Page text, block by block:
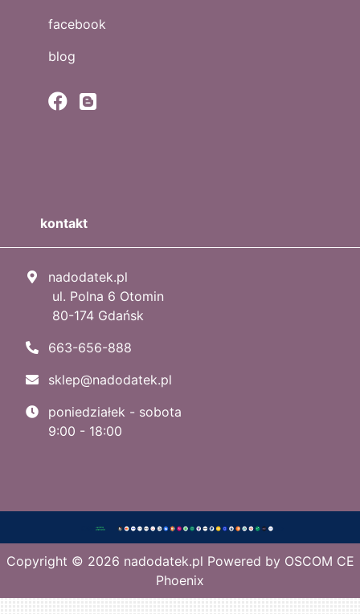
facebook
blog
kontakt
nadodatek.pl
ul. Polna 6 Otomin
80-174 Gdańsk
663-656-888
sklep@nadodatek.pl
poniedziałek - sobota
9:00 - 18:00
Copyright © 2026 nadodatek.pl Powered by OSCOM CE
Phoenix